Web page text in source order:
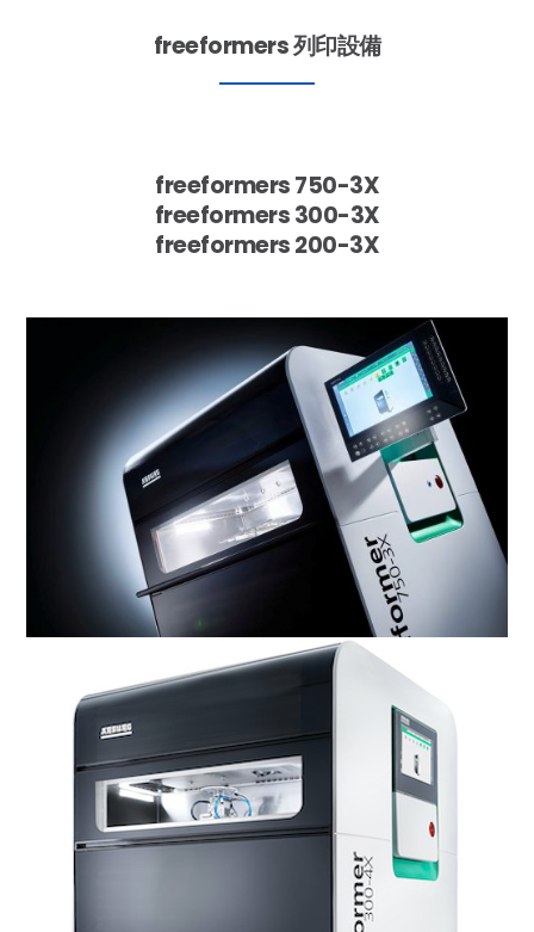
freeformers 列印設備
freeformers 750-3X
freeformers 300-3X
freeformers 200-3X